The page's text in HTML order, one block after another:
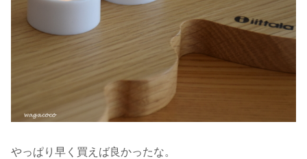
やっぱり早く買えば良かったな。